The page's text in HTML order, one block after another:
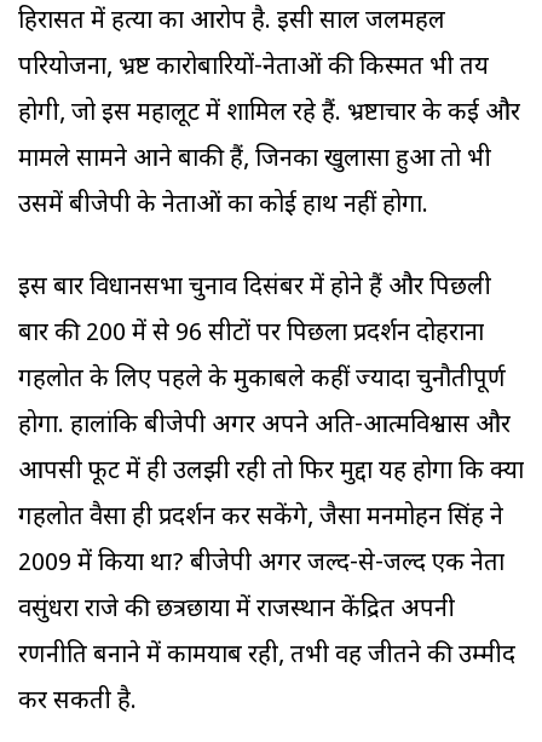
हिरासत में हत्या का आरोप है. इसी साल जलमहल
परियोजना, भ्रष्ट कारोबारियों-नेताओं की किस्मत भी तय
होगी, जो इस महालूट में शामिल रहे हैं. भ्रष्टाचार के कई और
मामले सामने आने बाकी हैं, जिनका खुलासा हुआ तो भी
उसमें बीजेपी के नेताओं का कोई हाथ नहीं होगा.
इस बार विधानसभा चुनाव दिसंबर में होने हैं और पिछली
बार की 200 में से 96 सीटों पर पिछला प्रदर्शन दोहराना
गहलोत के लिए पहले के मुकाबले कहीं ज्यादा चुनौतीपूर्ण
होगा. हालांकि बीजेपी अगर अपने अति-आत्मविश्वास और
आपसी फूट में ही उलझी रही तो फिर मुद्दा यह होगा कि क्या
गहलोत वैसा ही प्रदर्शन कर सकेंगे, जैसा मनमोहन सिंह ने
2009 में किया था? बीजेपी अगर जल्द-से-जल्द एक नेता
वसुंधरा राजे की छत्रछाया में राजस्थान केंद्रित अपनी
रणनीति बनाने में कामयाब रही, तभी वह जीतने की उम्मीद
कर सकती है.